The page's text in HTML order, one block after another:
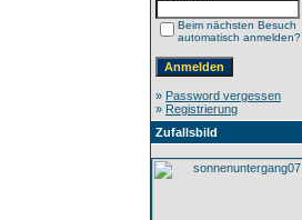
Beim nächsten Besuch
automatisch anmelden?
» Password vergessen
» Registrierung
Zufallsbild